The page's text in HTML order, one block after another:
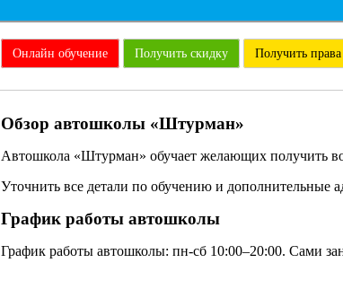
Онлайн обучение Получить скидку Получить
Обзор автошколы «Штурман»
Автошкола «Штурман» обучает желающих получить
Уточнить все детали по обучению и дополнительные
График работы автошколы
График работы автошколы: пн-сб 10:00–20:00. Сами